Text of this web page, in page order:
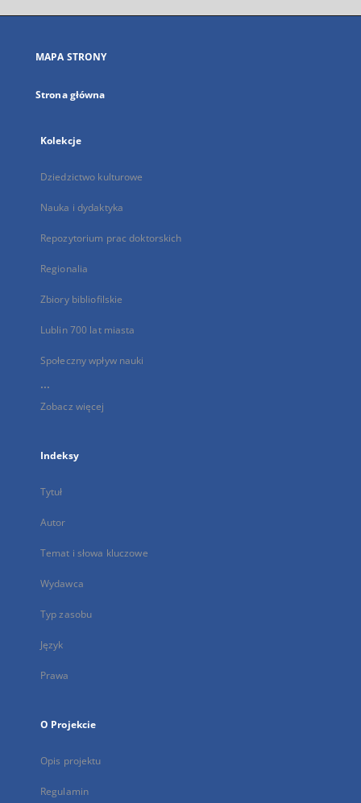
się
karcie
MAPA STRONY
Strona główna
Kolekcje
Dziedzictwo kulturowe
Nauka i dydaktyka
Repozytorium prac doktorskich
Regionalia
Zbiory bibliofilskie
Lublin 700 lat miasta
Społeczny wpływ nauki
...
Zobacz więcej
Indeksy
Tytuł
Autor
Temat i słowa kluczowe
Wydawca
Typ zasobu
Język
Prawa
O Projekcie
Opis projektu
Regulamin